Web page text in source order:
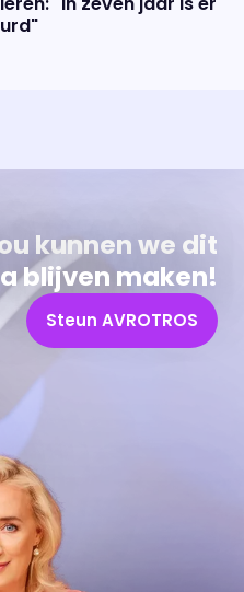
kunnen we dit
blijven maken!
Steun AVROTROS